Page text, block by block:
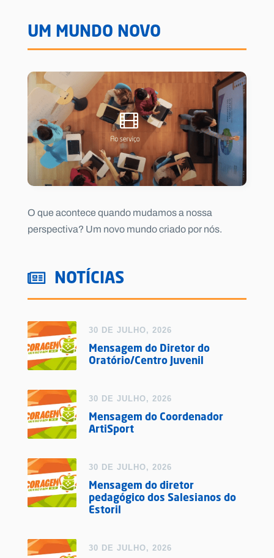
UM MUNDO NOVO
O que acontece quando mudamos a nossa
perspectiva? Um novo mundo criado por nós.
NOTÍCIAS
30 DE JULHO, 2026
Mensagem do Diretor do
Oratório/Centro Juvenil
30 DE JULHO, 2026
Mensagem do Coordenador
ArtiSport
30 DE JULHO, 2026
Mensagem do diretor
pedagógico dos Salesianos do
Estoril
30 DE JULHO, 2026